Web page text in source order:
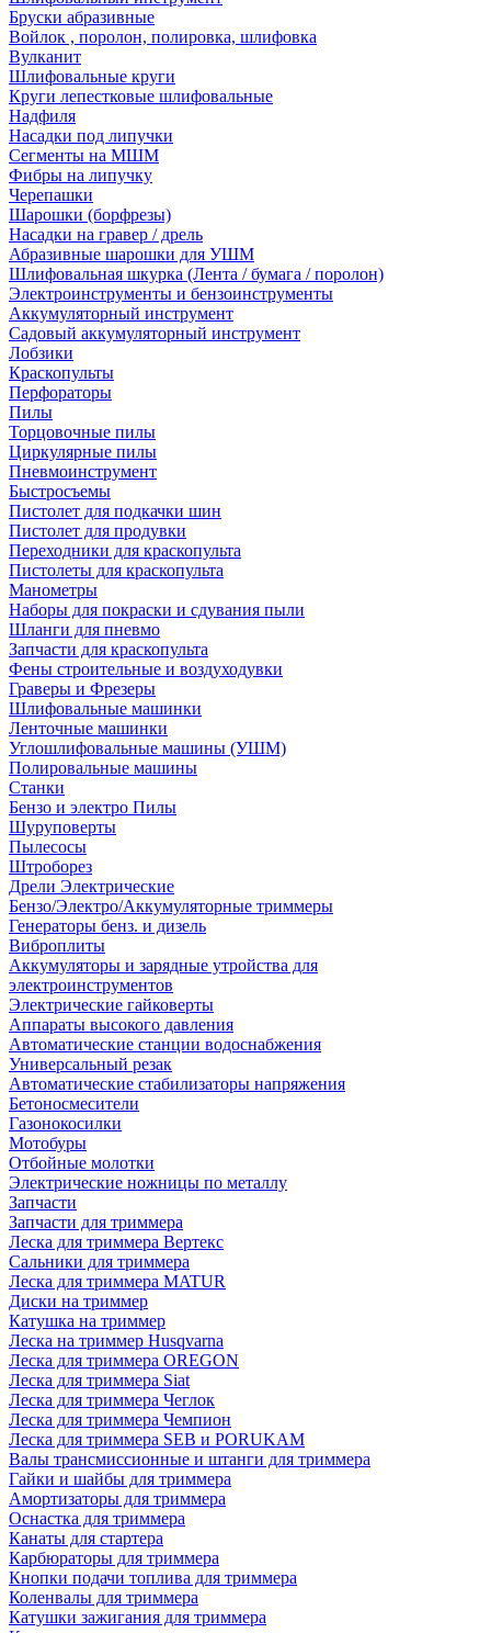
Бруски абразивные
Войлок , поролон, полировка, шлифовка
Вулканит
Шлифовальные круги
Круги лепестковые шлифовальные
Надфиля
Насадки под липучки
Сегменты на МШМ
Фибры на липучку
Черепашки
Шарошки (борфрезы)
Насадки на гравер / дрель
Абразивные шарошки для УШМ
Шлифовальная шкурка (Лента / бумага / поролон)
Электроинструменты и бензоинструменты
Аккумуляторный инструмент
Садовый аккумуляторный инструмент
Лобзики
Краскопульты
Перфораторы
Пилы
Торцовочные пилы
Циркулярные пилы
Пневмоинструмент
Быстросъемы
Пистолет для подкачки шин
Пистолет для продувки
Переходники для краскопульта
Пистолеты для краскопульта
Манометры
Наборы для покраски и сдувания пыли
Шланги для пневмо
Запчасти для краскопульта
Фены строительные и воздуходувки
Граверы и Фрезеры
Шлифовальные машинки
Ленточные машинки
Углошлифовальные машины (УШМ)
Полировальные машины
Станки
Бензо и электро Пилы
Шуруповерты
Пылесосы
Штроборез
Дрели Электрические
Бензо/Электро/Аккумуляторные триммеры
Генераторы бенз. и дизель
Виброплиты
Аккумуляторы и зарядные утройства для
электроинструментов
Электрические гайковерты
Аппараты высокого давления
Автоматические станции водоснабжения
Универсальный резак
Автоматические стабилизаторы напряжения
Бетоносмесители
Газонокосилки
Мотобуры
Отбойные молотки
Электрические ножницы по металлу
Запчасти
Запчасти для триммера
Леска для триммера Вертекс
Сальники для триммера
Леска для триммера MATUR
Диски на триммер
Катушка на триммер
Леска на триммер Husqvarna
Леска для триммера OREGON
Леска для триммера Siat
Леска для триммера Чеглок
Леска для триммера Чемпион
Леска для триммера SEB и PORUKAM
Валы трансмиссионные и штанги для триммера
Гайки и шайбы для триммера
Амортизаторы для триммера
Оснастка для триммера
Канаты для стартера
Карбюраторы для триммера
Кнопки подачи топлива для триммера
Коленвалы для триммера
Катушки зажигания для триммера